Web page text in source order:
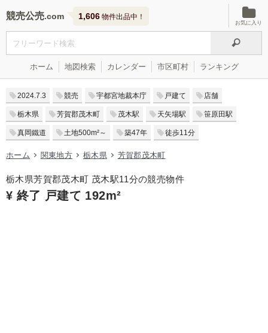
競売公売 1,606 物件出品中！
お気に入り
ホーム 地図検索 カレンダー 市区町村 ランキング
2024.7.3 競売 宇都宮地裁本庁 戸建て 店舗
栃木県 芳賀郡茂木町 茂木駅 天矢場駅 笹原田駅
真岡鐵道 土地500m²～ 築47年 徒歩11分
ホーム 関東地方 栃木県 芳賀郡茂木町
栃木県芳賀郡茂木町 茂木駅11分の競売物件
¥ 終了 戸建て 192m²